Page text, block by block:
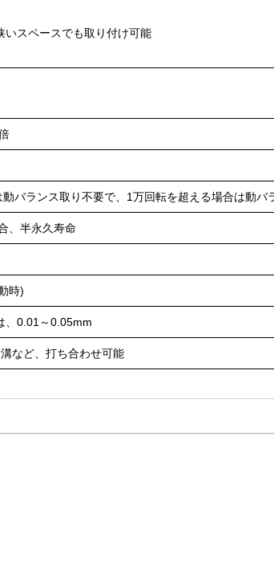
いスペースでも取り付け可能
バランス取り不要で、1万回転を超える場合は動バ
、半永久寿命
時)
、0.01～0.05mm
など、打ち合わせ可能